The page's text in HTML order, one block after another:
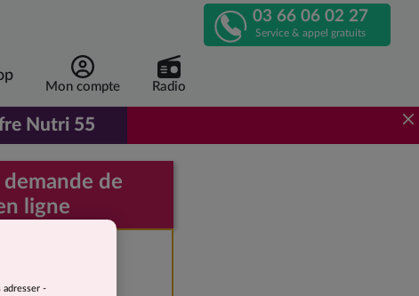
APPELEZ-03 66 06 02 27
Service & appel gratuits
Mon compte Radio
Nutri 55
de 1 euro 96 par repas, au lieu de 3 euros 92.
de
ligne
de devis
gratuite
-